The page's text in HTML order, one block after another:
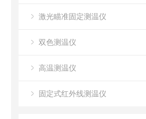
激光瞄准固定测温仪
双色测温仪
高温测温仪
固定式红外线测温仪